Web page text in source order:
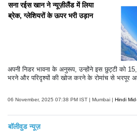
सना रईस खान ने न्यूज़ीलैंड में लिया
ब्रेक, ग्लेशियरों के ऊपर भरी उड़ान
अपनी निडर भावना के अनुरूप, उन्होंने इस छुट्टी को
भरने और परिदृश्यों की खोज करने के रोमांच से भरपूर
06 November, 2025 07:38 PM IST | Mumbai | Hindi
बॉलीवुड न्यूज़